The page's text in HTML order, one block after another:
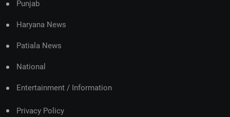
Punjab
Haryana News
Patiala News
National
Entertainment / Information
Privacy Policy